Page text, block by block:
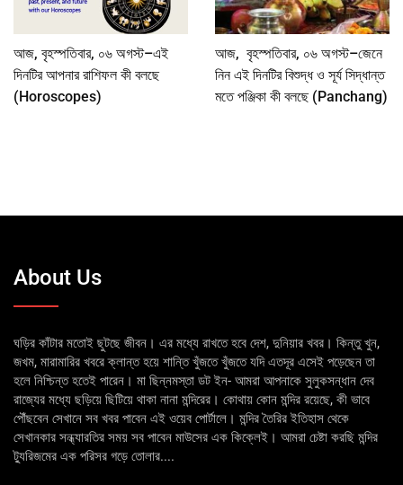
আজ, বৃহস্পতিবার, ০৬ অগস্ট–এই
দিনটির আপনার রাশিফল কী বলছে
(Horoscopes)
আজ, বৃহস্পতিবার, ০৬ অগস্ট–জেনে
নিন এই দিনটির বিশুদ্ধ ও সূর্য সিদ্ধান্ত
মতে পঞ্জিকা কী বলছে (Panchang)
About Us
ঘড়ির কাঁটার মতোই ছুটছে জীবন। এর মধ্যে রাখতে হবে দেশ, দুনিয়ার খবর। কিন্তু খুন,
জখম, মারামারির খবরে ক্লান্ত হয়ে শান্তি খুঁজতে খুঁজতে যদি এতদূর এসেই পড়েছেন তা
হলে নিশ্চিন্ত হতেই পারেন। মা ছিন্নমস্তা ডট ইন- আমরা আপনাকে সুলুকসন্ধান দেব
রাজ্যের মধ্যে ছড়িয়ে ছিটিয়ে থাকা নানা মন্দিরের। কোথায় কোন মন্দির রয়েছে, কী ভাবে
পৌঁছবেন সেখানে সব খবর পাবেন এই ওয়েব পোর্টালে। মন্দির তৈরির ইতিহাস থেকে
সেখানকার সন্ধ্যারতির সময় সব পাবেন মাউসের এক কিক্লেই। আমরা চেষ্টা করছি মন্দির
ট্যুরিজমের এক পরিসর গড়ে তোলার....